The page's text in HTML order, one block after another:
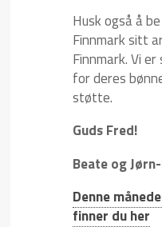
Husk også å
Finnmark sitt
Finnmark. Vi
for deres
støtte.
Guds Fred!
Beate og
Denne
finner du her